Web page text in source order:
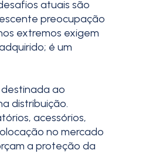
atuais são
preocupação
extremos exigem
é um
ao
distribuição.
acessórios,
no mercado
a proteção da